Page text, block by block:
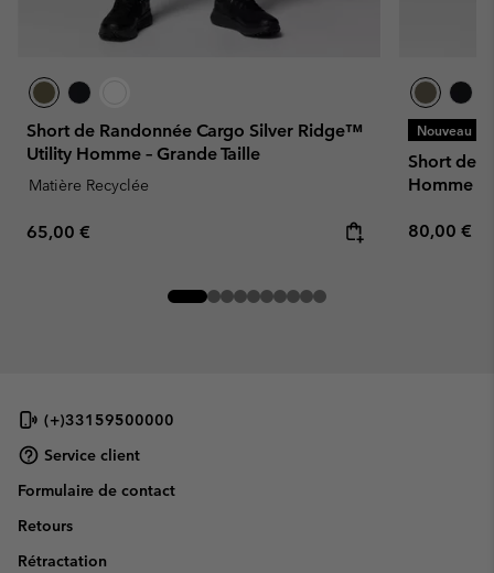
Short de Randonnée Cargo Silver Ridge™
Utility Homme – Grande Taille
Matière Recyclée
Regular price:
65,00 €
Nouveau
Short de
Homme
Regular
80,00 €
(+)33159500000
Service client
Formulaire de contact
Retours
Rétractation